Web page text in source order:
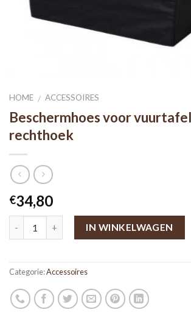
HOME / ACCESSOIRES
Beschermhoes voor
rechthoek
€34,80
IN WINKELWAGEN
Categorie:Accessoires